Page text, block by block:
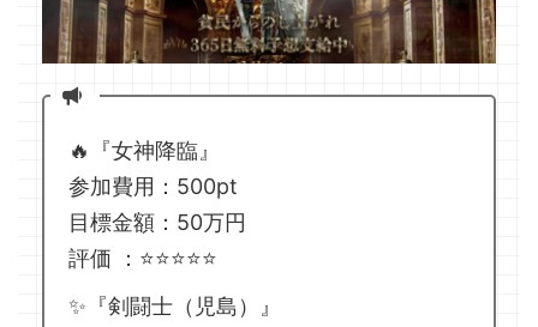
🔥『女神降臨』
参加費用：500pt
目標金額：50万円
評価 ：⭐️⭐️⭐️⭐️⭐️
✨『剣闘士（児島）』